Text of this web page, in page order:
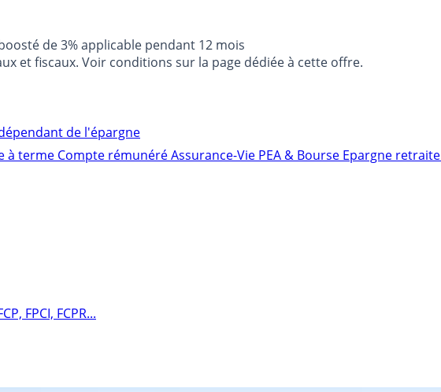
de 3% applicable pendant 12 mois
et fiscaux. Voir conditions sur la page dédiée à cette offre.
de l'épargne
à terme Compte rémunéréAssurance-Vie PEA & Bourse Epargne retraite
FPCI, FCPR...